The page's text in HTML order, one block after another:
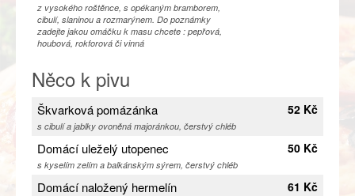
z vysokého roštěnce, s opékaným bramborem,
cibulí, slaninou a rozmarýnem. Do poznámky
zadejte jakou omáčku k masu chcete : pepřová,
houbová, rokforová či vinná
Něco k pivu
Škvarková pomázánka
s cibulí a jablky ovoněná majoránkou, čerstvý chléb
52 Kč
Domácí uleželý utopenec
s kyselím zelím a balkánským sýrem, čerstvý chléb
50 Kč
Domácí naložený hermelín 61 Kč